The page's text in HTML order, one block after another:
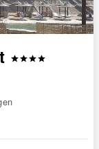
starstarstarstar